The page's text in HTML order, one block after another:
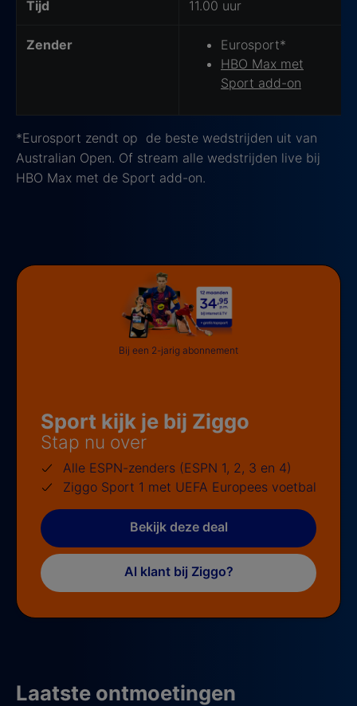
Tijd 11.00 uur
Zender
Eurosport*
HBO Max met
Sport add-on
*Eurosport zendt op de beste wedstrijden uit van
Australian Open. Of stream alle wedstrijden live bij
HBO Max met de Sport add-on.
Sport kijk je bij Ziggo
Stap nu over
Alle ESPN-zenders (ESPN 1, 2, 3 en 4)
Ziggo Sport 1 met UEFA Europees voetbal
Bekijk deze deal
Al klant bij Ziggo?
Bij een 2-jarig abonnement
Laatste ontmoetingen